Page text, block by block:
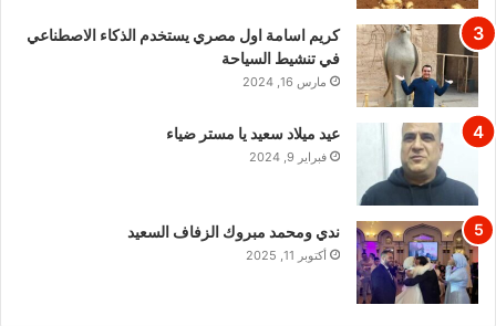
كريم اسامة اول مصري يستخدم الذكاء الاصطناعي
في تنشيط السياحة
مارس 16, 2024
عيد ميلاد سعيد يا مستر ضياء
فبراير 9, 2024
ندي ومحمد مبروك الزفاف السعيد
أكتوبر 11, 2025